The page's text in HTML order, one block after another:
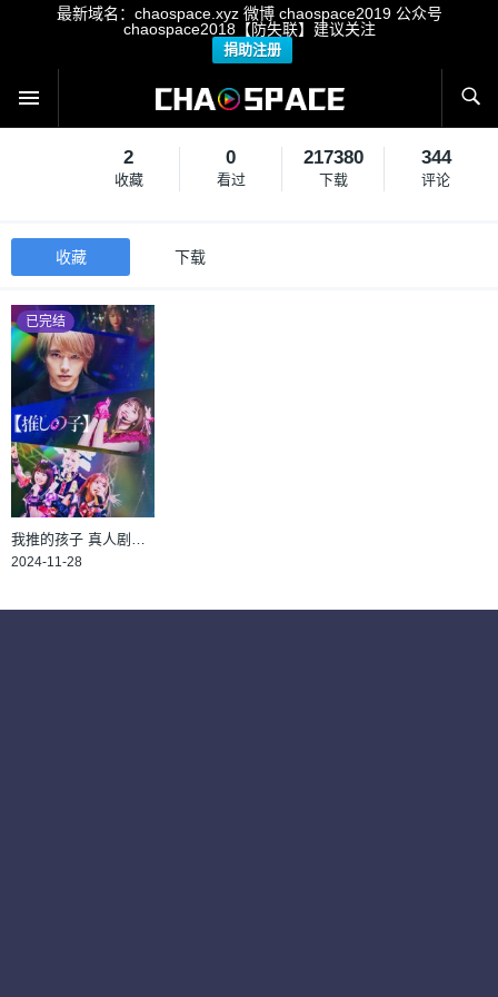
最新域名：chaospace.xyz 微博 chaospace2019 公众号
chaospace2018【防失联】建议关注
捐助注册
2
收藏
0
看过
217380
下载
344
评论
收藏 下载
已完结
我推的孩子 真人剧集版：第1季
2024-11-28